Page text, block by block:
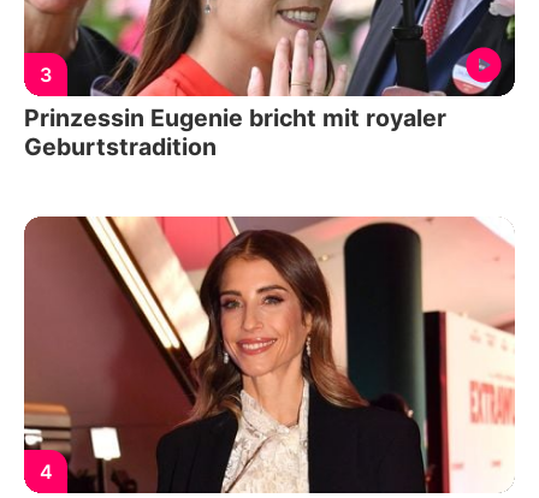
3
Prinzessin Eugenie bricht mit royaler
Geburtstradition
4